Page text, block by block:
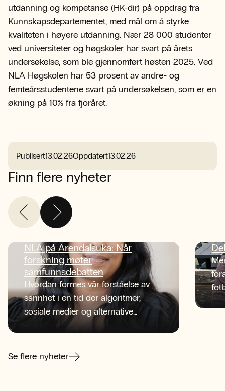
utdanning og kompetanse (HK-dir) på oppdrag fra
Kunnskapsdepartementet, med mål om å styrke
kvaliteten i høyere utdanning. Nær 28 000 studenter
ved universiteter og høgskoler har svart på årets
undersøkelse, som ble gjennomført høsten 2025. Ved
NLA Høgskolen har 53 prosent av andre- og
femteårsstudentene svart på undersøkelsen, som er en
økning på 10% fra fjoråret.
Publisert13.02.26Oppdatert13.02.26
Finn flere nyheter
NLA på Arendalsuka: Når
forskning møter
samfunnsdebatten
Hvordan formes vår forståelse av
sannhet i en tid der algoritmer,
sosiale medier og alternative
informasjonskilder konkurrerer om
Se flere nyheter